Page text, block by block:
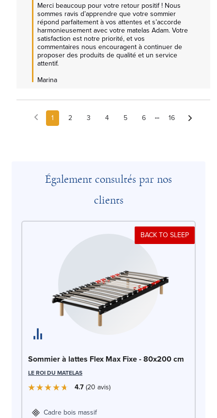
Merci beaucoup pour votre retour positif ! Nous
sommes ravis d’apprendre que votre sommier
répond parfaitement à vos attentes et s’accorde
harmonieusement avec votre matelas Adam. Votre
satisfaction est notre priorité, et vos
commentaires nous encouragent à continuer de
proposer des produits de qualité et un service
attentif.
Marina
1 2 3 4 5 6 16
Également consultés par nos
clients
BACK TO SLEEP
Sommier à lattes Flex Max Fixe - 80x200 cm
LE ROI DU MATELAS
4.7 20 avis
Cadre bois massif